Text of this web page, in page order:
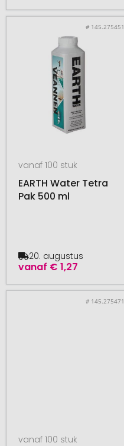
# 145.275451
vanaf 100 stuk
EARTH Water Tetra
Pak 500 ml
vanaf € 1,27
20. augustus
# 145.275471
vanaf 100 stuk